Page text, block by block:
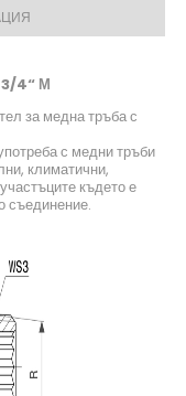
3/4“ М
за медна тръба с
с медни тръби
климатични,
където е
съединение.